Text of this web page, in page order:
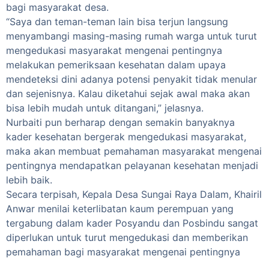
bagi masyarakat desa.
“Saya dan teman-teman lain bisa terjun langsung
menyambangi masing-masing rumah warga untuk turut
mengedukasi masyarakat mengenai pentingnya
melakukan pemeriksaan kesehatan dalam upaya
mendeteksi dini adanya potensi penyakit tidak menular
dan sejenisnya. Kalau diketahui sejak awal maka akan
bisa lebih mudah untuk ditangani,” jelasnya.
Nurbaiti pun berharap dengan semakin banyaknya
kader kesehatan bergerak mengedukasi masyarakat,
maka akan membuat pemahaman masyarakat mengenai
pentingnya mendapatkan pelayanan kesehatan menjadi
lebih baik.
Secara terpisah, Kepala Desa Sungai Raya Dalam, Khairil
Anwar menilai keterlibatan kaum perempuan yang
tergabung dalam kader Posyandu dan Posbindu sangat
diperlukan untuk turut mengedukasi dan memberikan
pemahaman bagi masyarakat mengenai pentingnya